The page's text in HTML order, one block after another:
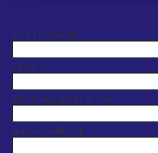
Imię i nazwisko
Firma
Służbowy adres e-mail
Numer telefonu